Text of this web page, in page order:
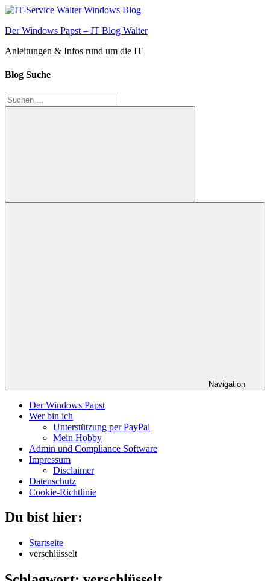
Zum
springen
Der Windows Papst – IT Blog Walter
Anleitungen & Infos rund um die IT
Blog Suche
Suchen
nach:
Suchen
Navigation
Der Windows Papst
Wer bin ich
Unterstützung per PayPal
Mein Hobby
Admin und Compliance Software
Impressum
Disclaimer
Datenschutz
Cookie-Richtlinie
Du bist hier:
Startseite
verschlüsselt